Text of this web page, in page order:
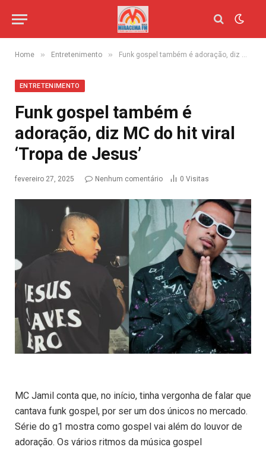
Home » Entretenimento » Funk gospel também é adoração, diz MC do hit viral ‘Tropa de Jesus’
ENTRETENIMENTO
Funk gospel também é
adoração, diz MC do hit viral
‘Tropa de Jesus’
fevereiro 27, 2025 Nenhum comentário 0 Visitas
MC Jamil conta que, no início, tinha vergonha de falar que
cantava funk gospel, por ser um dos únicos no mercado.
Série do g1 mostra como gospel vai além do louvor de
adoração. Os vários ritmos da música gospel